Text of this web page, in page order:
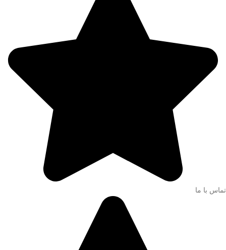
تماس با ما